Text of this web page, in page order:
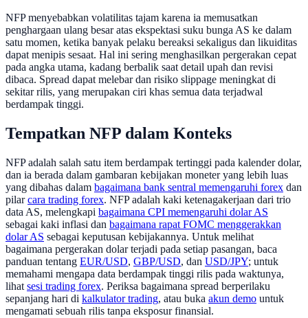
NFP menyebabkan volatilitas tajam karena ia memusatkan
penghargaan ulang besar atas ekspektasi suku bunga AS ke dalam
satu momen, ketika banyak pelaku bereaksi sekaligus dan likuiditas
dapat menipis sesaat. Hal ini sering menghasilkan pergerakan cepat
pada angka utama, kadang berbalik saat detail upah dan revisi
dibaca. Spread dapat melebar dan risiko slippage meningkat di
sekitar rilis, yang merupakan ciri khas semua data terjadwal
berdampak tinggi.
Tempatkan NFP dalam Konteks
NFP adalah salah satu item berdampak tertinggi pada kalender dolar,
dan ia berada dalam gambaran kebijakan moneter yang lebih luas
yang dibahas dalam bagaimana bank sentral memengaruhi forex dan
pilarcara trading forex. NFP adalah kaki ketenagakerjaan dari trio
data AS, melengkapi bagaimana CPI memengaruhi dolar AS
sebagai kaki inflasi dan bagaimana rapat FOMC menggerakkan
dolar AS sebagai keputusan kebijakannya. Untuk melihat
bagaimana pergerakan dolar terjadi pada setiap pasangan, baca
panduan tentang EUR/USD, GBP/USD, dan USD/JPY; untuk
memahami mengapa data berdampak tinggi rilis pada waktunya,
lihat sesi trading forex. Periksa bagaimana spread berperilaku
sepanjang hari di kalkulator trading, atau buka akun demo untuk
mengamati sebuah rilis tanpa eksposur finansial.